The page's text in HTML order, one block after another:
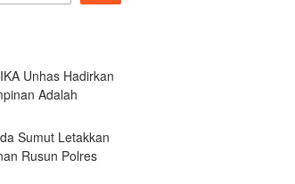
Unhas Hadirkan
Adalah
Sumut Letakkan
Rusun Polres